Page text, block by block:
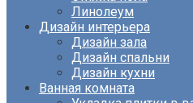
Линолеум
Дизайн интерьера
Дизайн зала
Дизайн спальни
Дизайн кухни
Ванная комната